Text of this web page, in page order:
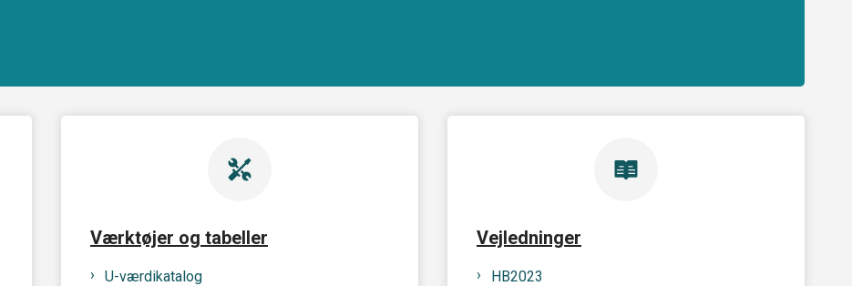
Værktøjer og tabeller
U-værdikatalog
Vejledninger
HB2023